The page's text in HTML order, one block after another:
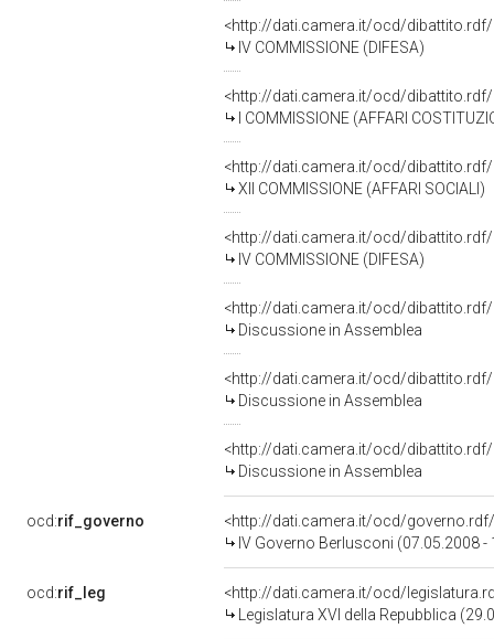
<http://dati.camera.it/ocd/
IV COMMISSIONE (DIFESA)
<http://dati.camera.it/ocd/
I COMMISSIONE (AFFARI
<http://dati.camera.it/ocd/
XII COMMISSIONE (AFFARI SOCIALI)
<http://dati.camera.it/ocd/
IV COMMISSIONE (DIFESA)
<http://dati.camera.it/ocd/dibattito.rdf/
Discussione in Assemblea
<http://dati.camera.it/ocd/dibattito.rdf/
Discussione in Assemblea
<http://dati.camera.it/ocd/dibattito.rdf/
Discussione in Assemblea
ocd:rif_governo
<http://dati.camera.it/ocd/
IV Governo Berlusconi (07.05.2008 -
ocd:rif_leg
<http://dati.camera.it/ocd/
Legislatura XVI della Repubblica